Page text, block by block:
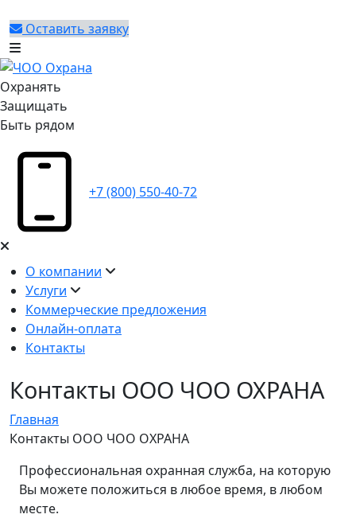
Оставить заявку
Охранять
Защищать
Быть рядом
+7 (800) 550-40-72
О компании
Услуги
Коммерческие предложения
Онлайн-оплата
Контакты
Контакты ООО ЧОО ОХРАНА
Главная
Контакты ООО ЧОО ОХРАНА
Профессиональная охранная служба, на которую
Вы можете положиться в любое время, в любом
месте.